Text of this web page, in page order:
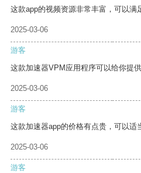
这款app的视频资源非常丰富，可以满
2025-03-06
游客
这款加速器VPM应用程序可以给你提
2025-03-06
游客
这款加速器app的价格有点贵，可以适
2025-03-06
游客